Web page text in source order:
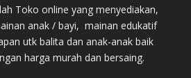
Toko online yang menyediakan,
anak / bayi, mainan edukatif
utk balita dan anak-anak baik
harga murah dan bersaing.